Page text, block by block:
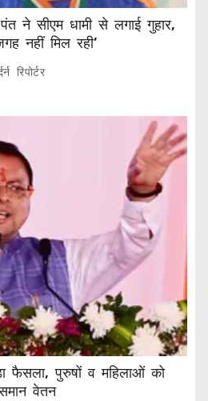
ने सीएम धामी से लगाई गुहार,
नहीं मिल रही’
रिपोर्टर
फैसला, पुरुषों व महिलाओं को
वेतन